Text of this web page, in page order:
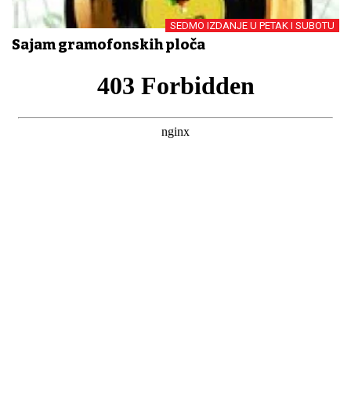
SEDMO IZDANJE U PETAK I SUBOTU
Sajam gramofonskih ploča